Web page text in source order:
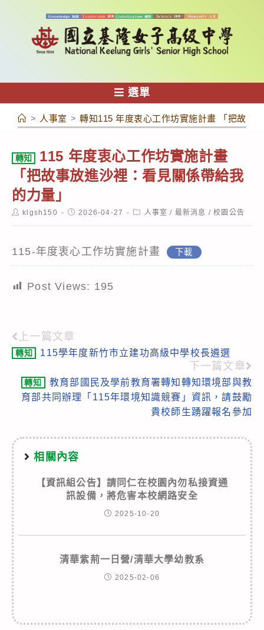
容
選單
> 人事室 > 轉知115 年度衷心工作坊實施計畫 「把故事
轉知
115 年度衷心工作坊實施計畫
「把故事放進沙裡：看見關係帶給我
的力量」
Postklgsh150
Post2026-04-27
Post人事室 / 最新消息 / 校園公告
115-年度衷心工作坊實施計畫 下載
Post Views: 195
Read
more
articles
上一篇文章
轉知 115學年度新竹市立建功高級中學校長遴選
下一篇文章
轉知
教育部國民及學前教育署轉知轉知環境部與教
育部共同辦理「115年環境知識競賽」資訊，請鼓勵
貴校師生踴躍報名參加
相關內容
【資訊組公告】請同仁在校園內勿私接資通
訊設備，將危害本校網路安全
2025-10-20
清華紫荊一日營/清華大學幼教系
2025-02-06